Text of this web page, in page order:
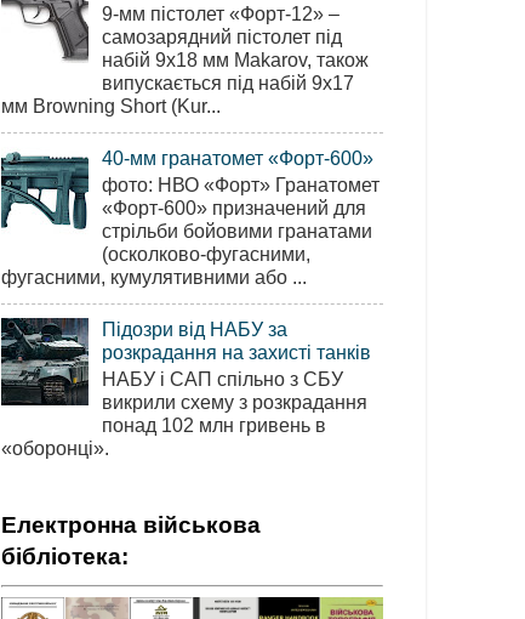
9-мм пістолет «Форт-12» –
самозарядний пістолет під
набій 9х18 мм Makarov, також
випускається під набій 9х17
мм Browning Short (Kur...
40-мм гранатомет «Форт-600»
фото: НВО «Форт» Гранатомет
«Форт-600» призначений для
стрільби бойовими гранатами
(осколково-фугасними,
фугасними, кумулятивними або ...
Підозри від НАБУ за
розкрадання на захисті танків
НАБУ і САП спільно з СБУ
викрили схему з розкрадання
понад 102 млн гривень в
«оборонці».
Електронна військова
бібліотека: